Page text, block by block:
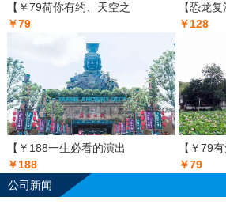
【￥79荷你有约、天空之
￥79
【恐龙
￥128
【￥188一生必看的演出
￥188
【￥79
￥79
公司新闻